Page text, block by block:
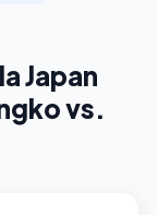
Japan
vs.